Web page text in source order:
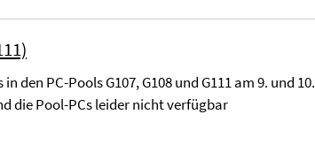
PC-Pools G107, G108 und G111 am 9. und 10.
die Pool-PCs leider nicht verfügbar